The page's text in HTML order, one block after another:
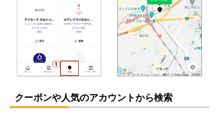
クーポンや人気のアカウントから検索